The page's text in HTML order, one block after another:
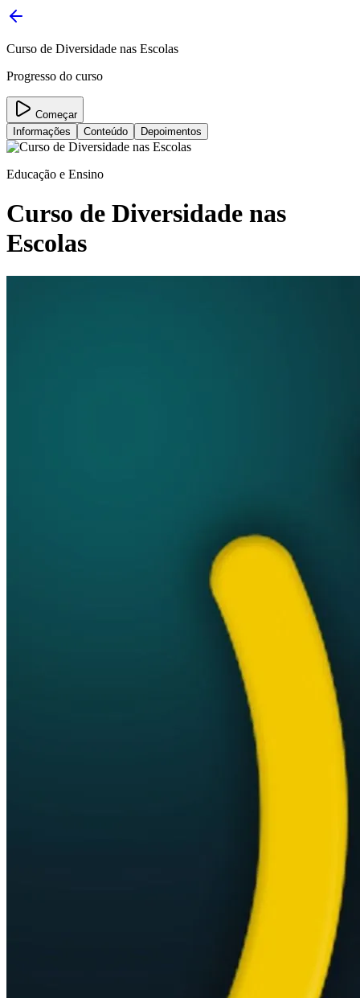
Curso de Diversidade nas Escolas
Progresso do curso
Começar
Informações
Conteúdo Depoimentos
Educação e Ensino
Curso de Diversidade nas
Escolas